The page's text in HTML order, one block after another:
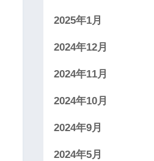
2025年1月
2024年12月
2024年11月
2024年10月
2024年9月
2024年5月